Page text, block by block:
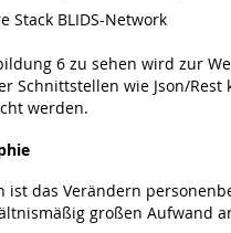
Stack BLIDS-Network
6 zu sehen wird zur
Schnittstellen wie Json/
werden.
ist das Verändern
großen Aufwand